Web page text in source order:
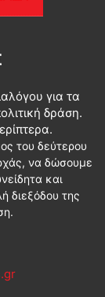
για τα
δράση.
του δεύτερου
να δώσουμε
και
διεξόδου της